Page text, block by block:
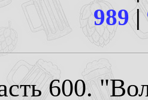
989|
600.